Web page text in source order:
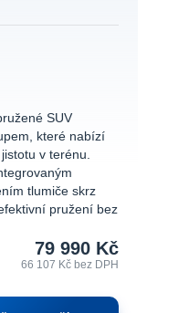
SUV
které nabízí
v terénu.
tlumiče skrz
pružení bez
79 990 Kč
66 107 Kč bez DPH